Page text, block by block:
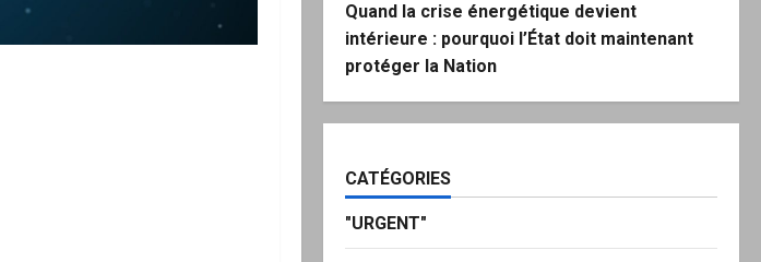
Quand la crise énergétique devient
intérieure : pourquoi l’État doit maintenant
protéger la Nation
CATÉGORIES
"URGENT"